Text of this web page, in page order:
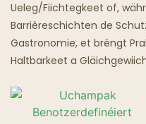
Ueleg/Fiichtegkeet of,
Barrièreschichten de
Gastronomie, et bréngt
Haltbarkeet a